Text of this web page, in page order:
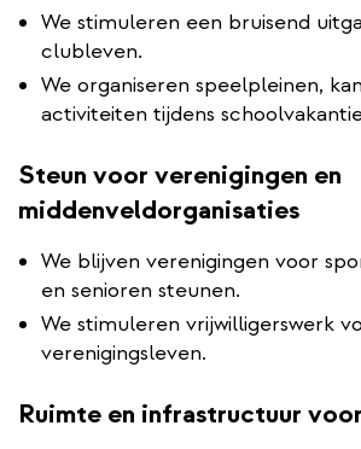
We stimuleren een bruisend
clubleven.
We organiseren speelpleinen,
activiteiten tijdens
Steun voor verenigingen en
middenveldorganisaties
We blijven verenigingen voor
en senioren steunen.
We stimuleren vrijwilligerswerk
verenigingsleven.
Ruimte en infrastructuur